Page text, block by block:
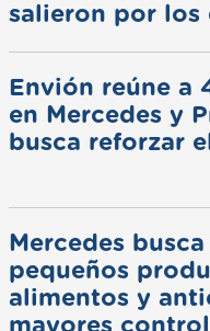
salieron por los
Envión reúne a
en Mercedes y
busca reforzar
Mercedes
pequeños
alimentos y
mayores